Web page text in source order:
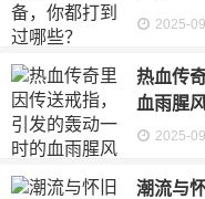
2025-
热血传
血雨腥
2025-
潮流与